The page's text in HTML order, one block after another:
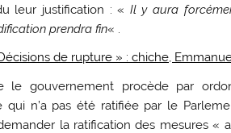
leur justification : « Il y aura
prendra fin« .
de rupture » : chiche,
le gouvernement procède par
qui n’a pas été ratifiée par le
la ratification des mesures «